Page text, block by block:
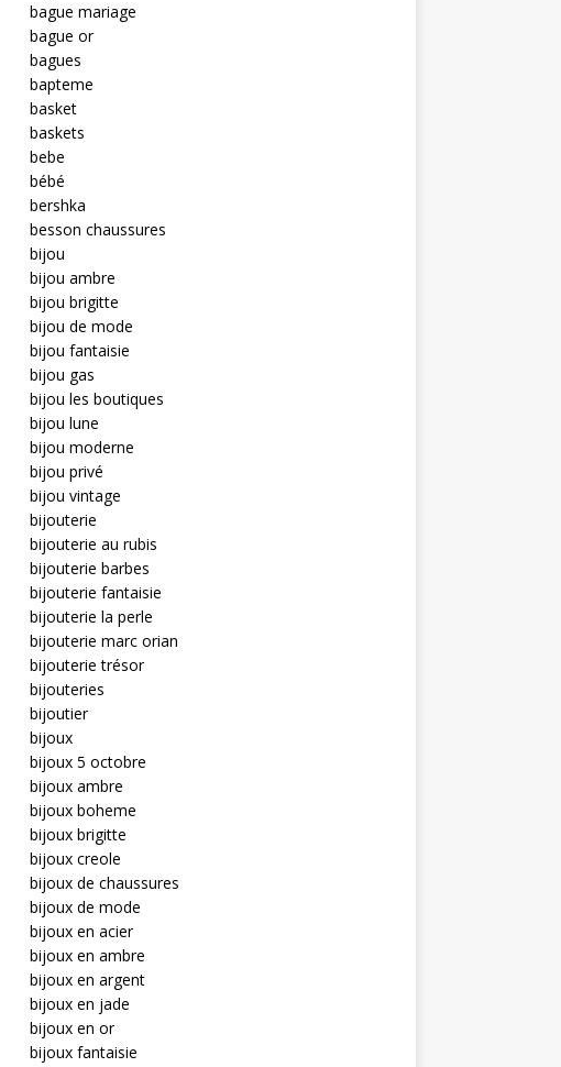
bague mariage
bague or
bagues
bapteme
basket
baskets
bebe
bébé
bershka
besson chaussures
bijou
bijou ambre
bijou brigitte
bijou de mode
bijou fantaisie
bijou gas
bijou les boutiques
bijou lune
bijou moderne
bijou privé
bijou vintage
bijouterie
bijouterie au rubis
bijouterie barbes
bijouterie fantaisie
bijouterie la perle
bijouterie marc orian
bijouterie trésor
bijouteries
bijoutier
bijoux
bijoux 5 octobre
bijoux ambre
bijoux boheme
bijoux brigitte
bijoux creole
bijoux de chaussures
bijoux de mode
bijoux en acier
bijoux en ambre
bijoux en argent
bijoux en jade
bijoux en or
bijoux fantaisie